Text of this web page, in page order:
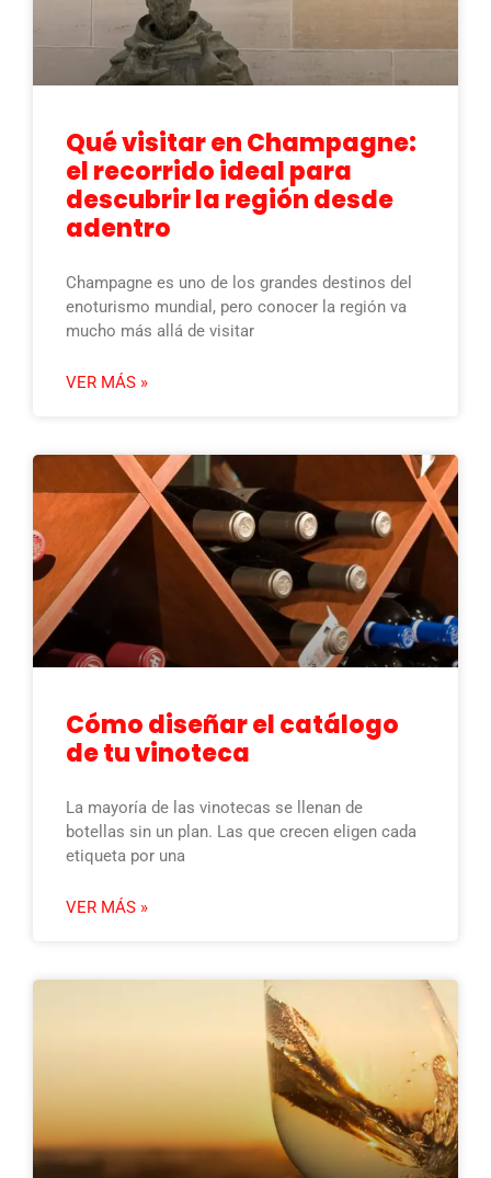
Qué visitar en Champagne:
el recorrido ideal para
descubrir la región desde
adentro
Champagne es uno de los grandes destinos del
enoturismo mundial, pero conocer la región va
mucho más allá de visitar
VER MÁS »
Cómo diseñar el catálogo
de tu vinoteca
La mayoría de las vinotecas se llenan de
botellas sin un plan. Las que crecen eligen cada
etiqueta por una
VER MÁS »